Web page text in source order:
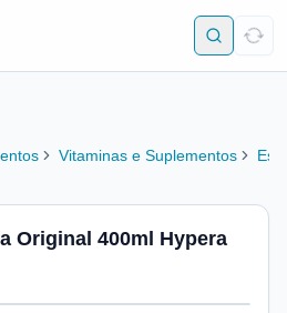
Vitaminas e Suplementos
Original 400ml Hypera